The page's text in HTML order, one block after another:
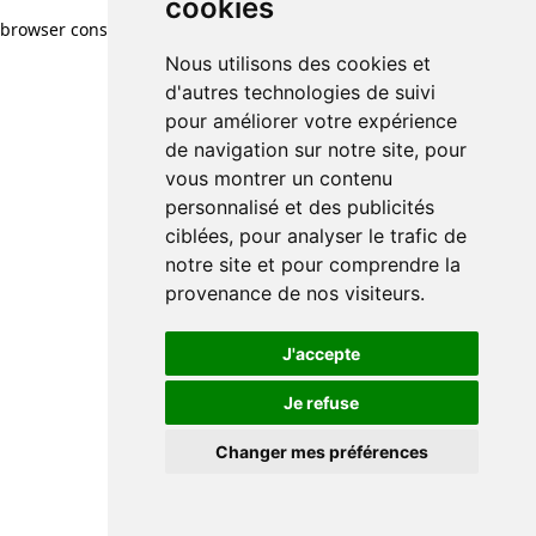
cookies
Nous utilisons des cookies et
d'autres technologies de suivi
pour améliorer votre expérience
de navigation sur notre site, pour
vous montrer un contenu
personnalisé et des publicités
ciblées, pour analyser le trafic de
notre site et pour comprendre la
provenance de nos visiteurs.
J'accepte
Je refuse
Changer mes préférences
browser console for more information)